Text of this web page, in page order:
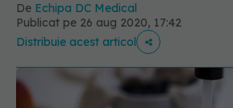
De Echipa DC Medical
Publicat pe 26 aug 2020, 17:42
Distribuie acest articol